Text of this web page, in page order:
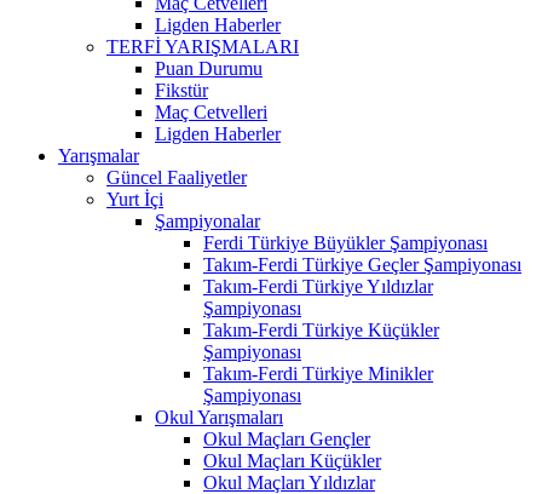
Ligden Haberler
TERFİ YARIŞMALARI
Puan Durumu
Fikstür
Maç Cetvelleri
Ligden Haberler
Yarışmalar
Güncel Faaliyetler
Yurt İçi
Şampiyonalar
Ferdi Türkiye Büyükler Şampiyonası
Takım-Ferdi Türkiye Geçler Şampiyonası
Takım-Ferdi Türkiye Yıldızlar
Şampiyonası
Takım-Ferdi Türkiye Küçükler
Şampiyonası
Takım-Ferdi Türkiye Minikler
Şampiyonası
Okul Yarışmaları
Okul Maçları Gençler
Okul Maçları Küçükler
Okul Maçları Yıldızlar